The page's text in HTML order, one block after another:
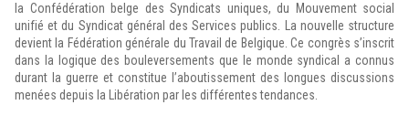
la Confédération belge des Syndicats uniques, du Mouvement social
unifié et du Syndicat général des Services publics. La nouvelle structure
devient la Fédération générale du Travail de Belgique. Ce congrès s’inscrit
dans la logique des bouleversements que le monde syndical a connus
durant la guerre et constitue l’aboutissement des longues discussions
menées depuis la Libération par les différentes tendances.